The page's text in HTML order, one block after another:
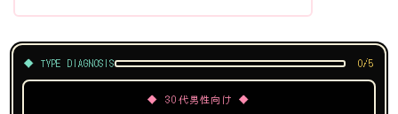
◆ TYPE DIAGNOSIS 0/5
◆ 30代男性向け ◆